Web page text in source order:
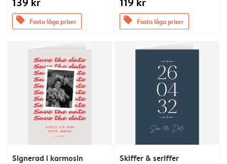
offers Fasta låga priser offers Fasta låga priser
Signerad i karmosin Skiffer & seriffer